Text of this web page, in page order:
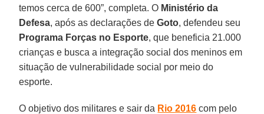
temos cerca de 600”, completa. O Ministério da
Defesa, após as declarações deGoto, defendeu seu
Programa Forças no Esporte, que beneficia 21.000
crianças e busca a integração social dos meninos em
situação de vulnerabilidade social por meio do
esporte.
O objetivo dos militares e sair da Rio 2016 com pelo